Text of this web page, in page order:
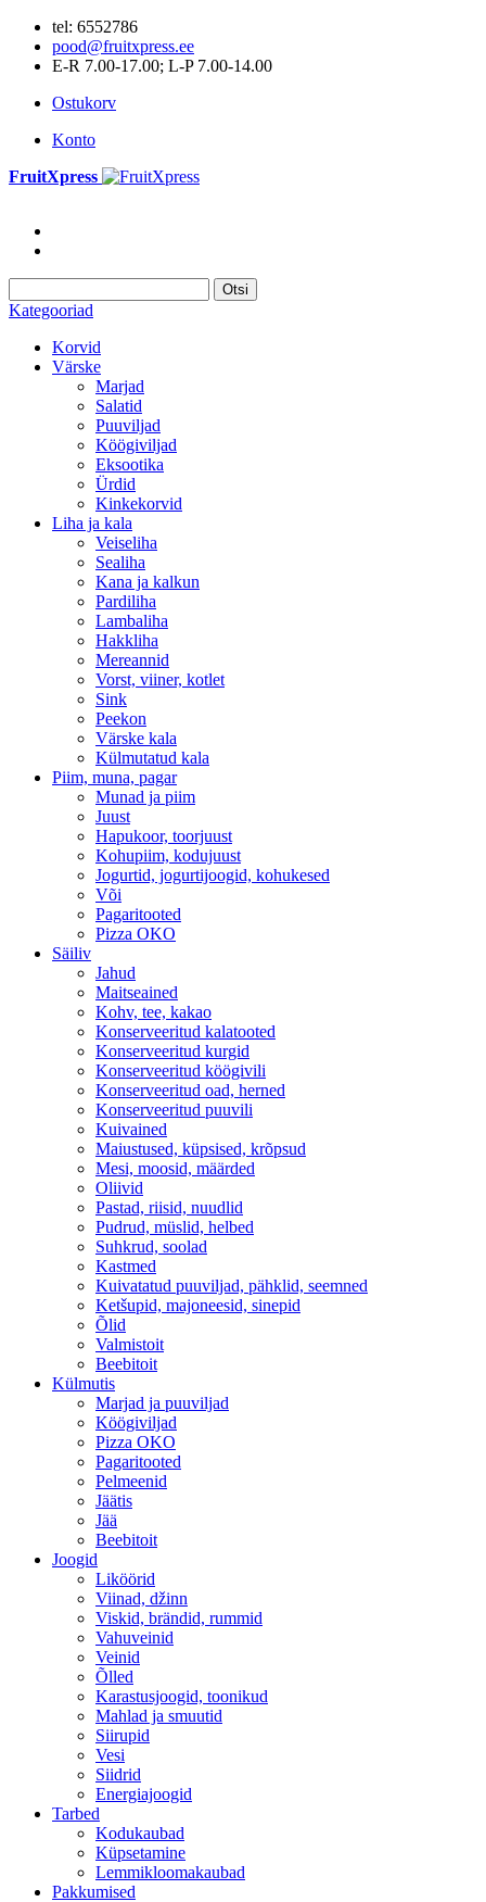
tel: 6552786
pood@fruitxpress.ee
E-R 7.00-17.00; L-P 7.00-14.00
Ostukorv
Konto
FruitXpress
Otsi
Kategooriad
Korvid
Värske
Marjad
Salatid
Puuviljad
Köögiviljad
Eksootika
Ürdid
Kinkekorvid
Liha ja kala
Veiseliha
Sealiha
Kana ja kalkun
Pardiliha
Lambaliha
Hakkliha
Mereannid
Vorst, viiner, kotlet
Sink
Peekon
Värske kala
Külmutatud kala
Piim, muna, pagar
Munad ja piim
Juust
Hapukoor, toorjuust
Kohupiim, kodujuust
Jogurtid, jogurtijoogid, kohukesed
Või
Pagaritooted
Pizza OKO
Säiliv
Jahud
Maitseained
Kohv, tee, kakao
Konserveeritud kalatooted
Konserveeritud kurgid
Konserveeritud köögivili
Konserveeritud oad, herned
Konserveeritud puuvili
Kuivained
Maiustused, küpsised, krõpsud
Mesi, moosid, määrded
Oliivid
Pastad, riisid, nuudlid
Pudrud, müslid, helbed
Suhkrud, soolad
Kastmed
Kuivatatud puuviljad, pähklid, seemned
Ketšupid, majoneesid, sinepid
Õlid
Valmistoit
Beebitoit
Külmutis
Marjad ja puuviljad
Köögiviljad
Pizza OKO
Pagaritooted
Pelmeenid
Jäätis
Jää
Beebitoit
Joogid
Liköörid
Viinad, džinn
Viskid, brändid, rummid
Vahuveinid
Veinid
Õlled
Karastusjoogid, toonikud
Mahlad ja smuutid
Siirupid
Vesi
Siidrid
Energiajoogid
Tarbed
Kodukaubad
Küpsetamine
Lemmikloomakaubad
Pakkumised